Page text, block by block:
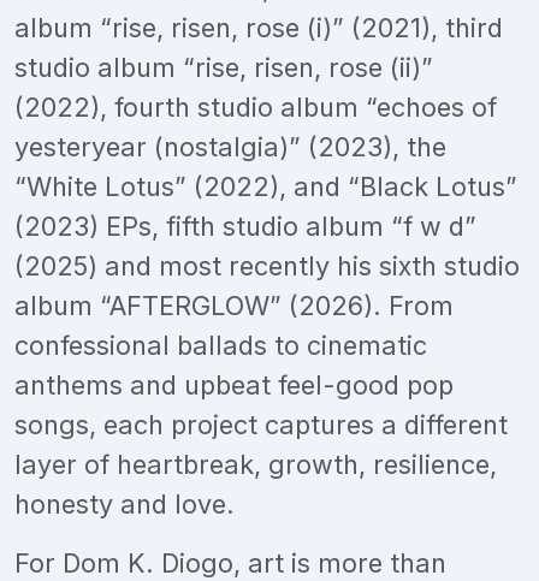
album “rise, risen, rose (i)” (2021), third
studio album “rise, risen, rose (ii)”
(2022), fourth studio album “echoes of
yesteryear (nostalgia)” (2023), the
“White Lotus” (2022), and “Black Lotus”
(2023) EPs, fifth studio album “f w d”
(2025) and most recently his sixth studio
album “AFTERGLOW” (2026). From
confessional ballads to cinematic
anthems and upbeat feel-good pop
songs, each project captures a different
layer of heartbreak, growth, resilience,
honesty and love.
For Dom K. Diogo, art is more than